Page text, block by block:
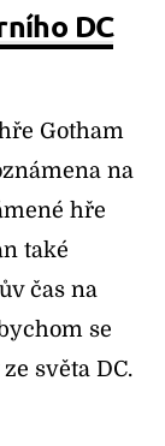
DC
Gotham
na
hře
také
čas na
se
světa DC.